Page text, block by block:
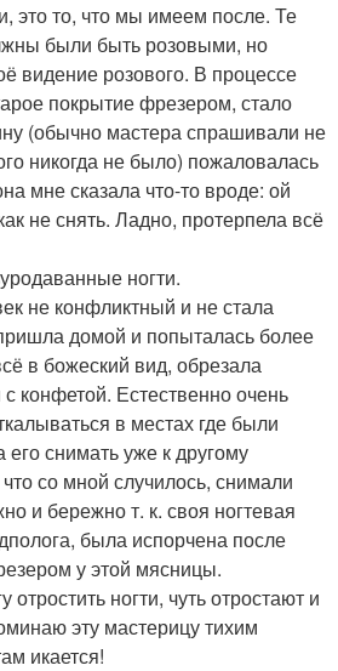
это то, что мы имеем после. Те
были быть розовыми, но
видение розового. В процессе
покрытие фрезером, стало
(обычно мастера спрашивали не
никогда не было) пожаловалась
мне сказала что-то вроде: ой
не снять. Ладно, протерпела всё
ногти.
не конфликтный и не стала
домой и попыталась более
в божеский вид, обрезала
конфетой. Естественно очень
в местах где были
снимать уже к другому
со мной случилось, снимали
и бережно т. к. своя ногтевая
была испорчена после
у этой мясницы.
ногти, чуть отростают и
эту мастерицу тихим
икается!